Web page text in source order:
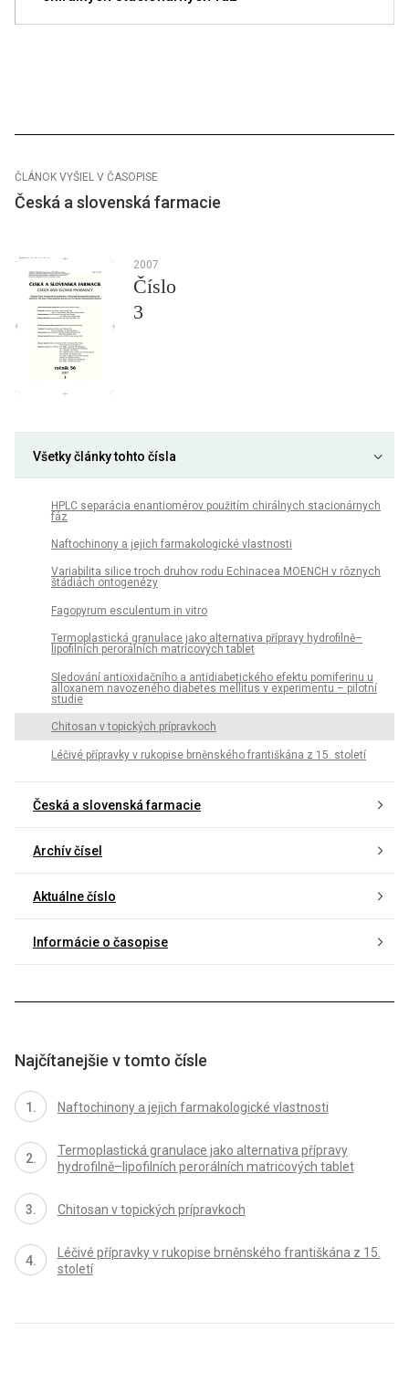
ČLÁNOK VYŠIEL V ČASOPISE
Česká a slovenská farmacie
2007
Číslo
3
Všetky články tohto čísla
HPLC separácia enantiomérov použitím chirálnych stacionárnych
fáz
Naftochinony a jejich farmakologické vlastnosti
Variabilita silice troch druhov rodu Echinacea MOENCH v rôznych
štádiách ontogenézy
Fagopyrum esculentum in vitro
Termoplastická granulace jako alternativa přípravy hydrofilně–
lipofilních perorálních matricových tablet
Sledování antioxidačního a antidiabetického efektu pomiferinu u
alloxanem navozeného diabetes mellitus v experimentu – pilotní
studie
Chitosan v topických prípravkoch
Léčivé přípravky v rukopise brněnského františkána z 15. století
Česká a slovenská farmacie
Archív čísel
Aktuálne číslo
Informácie o časopise
Najčítanejšie v tomto čísle
Naftochinony a jejich farmakologické vlastnosti
Termoplastická granulace jako alternativa přípravy
hydrofilně–lipofilních perorálních matricových tablet
Chitosan v topických prípravkoch
Léčivé přípravky v rukopise brněnského františkána z 15.
století